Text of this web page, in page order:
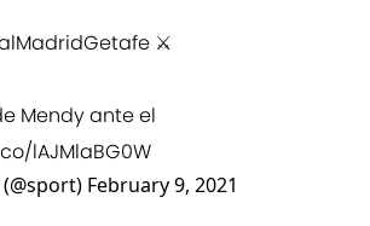
⚔
Mendy ante el
lAJMlaBG0W
February 9, 2021